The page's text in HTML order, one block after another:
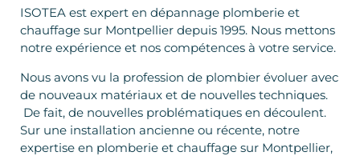
ISOTEA est expert en dépannage plomberie et
chauffage sur Montpellier depuis 1995. Nous mettons
notre expérience et nos compétences à votre service.
Nous avons vu la profession de plombier évoluer avec
de nouveaux matériaux et de nouvelles techniques.
De fait, de nouvelles problématiques en découlent.
Sur une installation ancienne ou récente, notre
expertise en plomberie et chauffage sur Montpellier,